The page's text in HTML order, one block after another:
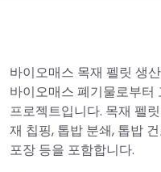
바이오매스 목재 펠릿 생
바이오매스 폐기물로부터
프로젝트입니다. 목재 펠
재 칩핑, 톱밥 분쇄, 톱밥
포장 등을 포함합니다.